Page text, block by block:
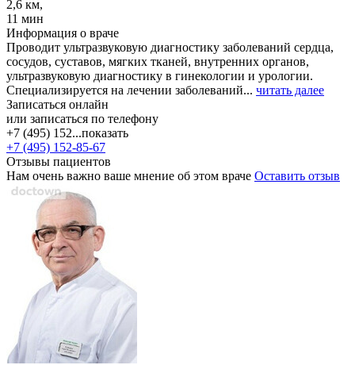
2,6 км,
11 мин
Информация о враче
Проводит ультразвуковую диагностику заболеваний сердца,
сосудов, суставов, мягких тканей, внутренних органов,
ультразвуковую диагностику в гинекологии и урологии.
Специализируется на лечении заболеваний... читать далее
Записаться онлайн
или записаться по телефону
+7 (495) 152...показать
+7 (495) 152-85-67
Отзывы пациентов
Нам очень важно ваше мнение об этом враче Оставить отзыв